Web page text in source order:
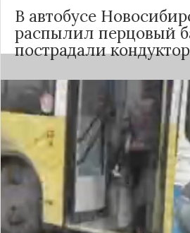
В автобусе
распылил перцовый
пострадали
Вечером 24 сентября в
№18 в Новосибирске
применением перцового
сообщили очевидцы в
«Инцидент Новосибирск»,
мужчина с бородой сначала
с кондуктором, затем
пассажирами. В ходе
газовый баллончик и